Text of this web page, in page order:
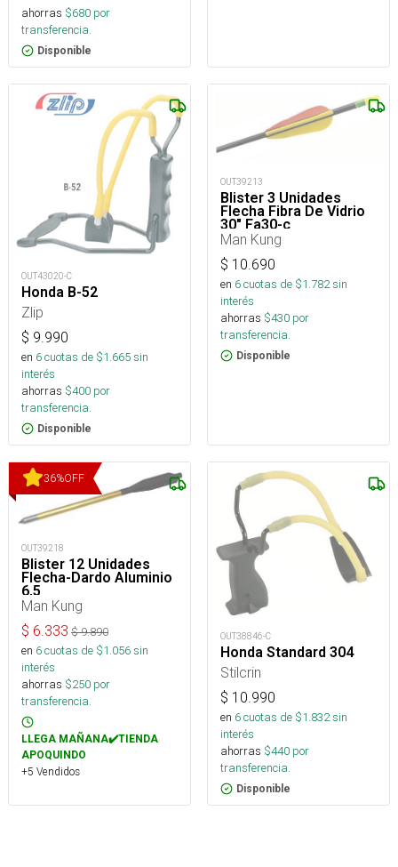
ahorras $680 por
transferencia.
Disponible
OUT43020-C
Honda B-52
Zlip
$ 9.990
en 6cuotas de $1.665sin
interés
ahorras $400 por
transferencia.
Disponible
OUT39213
Blister 3 Unidades
Flecha Fibra De Vidrio
30" Fa30-c
Man Kung
$ 10.690
en 6cuotas de $1.782sin
interés
ahorras $430 por
transferencia.
Disponible
36%OFF
OUT39218
Blister 12 Unidades
Flecha-Dardo Aluminio
6,5
Man Kung
$ 6.333 $9.890
en 6cuotas de $1.056sin
interés
ahorras $250 por
transferencia.
LLEGA MAÑANA✔️TIENDA
APOQUINDO
+5 Vendidos
OUT38846-C
Honda Standard 304
Stilcrin
$ 10.990
en 6cuotas de $1.832sin
interés
ahorras $440 por
transferencia.
Disponible